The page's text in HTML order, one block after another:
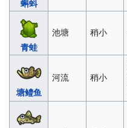
蝌蚪
青蛙
池塘 稍小
塘鳢鱼
河流 稍小